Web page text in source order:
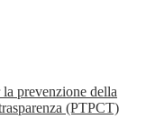
prevenzione della
(PTPCT)